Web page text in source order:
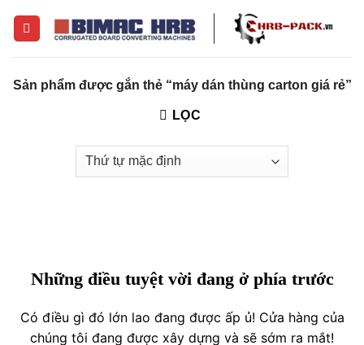
Sản phẩm được gắn thẻ “máy dán thùng carton giá rẻ”
LỌC
Những điều tuyệt vời đang ở phía trước
Có điều gì đó lớn lao đang được ấp ủ! Cửa hàng của
chúng tôi đang được xây dựng và sẽ sớm ra mắt!